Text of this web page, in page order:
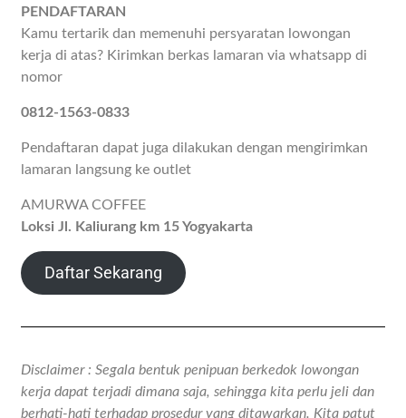
PENDAFTARAN
Kamu tertarik dan memenuhi persyaratan lowongan
kerja di atas? Kirimkan berkas lamaran via whatsapp di
nomor
0812-1563-0833
Pendaftaran dapat juga dilakukan dengan mengirimkan
lamaran langsung ke outlet
AMURWA COFFEE
Loksi Jl. Kaliurang km 15 Yogyakarta
Daftar Sekarang
Disclaimer : Segala bentuk penipuan berkedok lowongan
kerja dapat terjadi dimana saja, sehingga kita perlu jeli dan
berhati-hati terhadap prosedur yang ditawarkan. Kita patut